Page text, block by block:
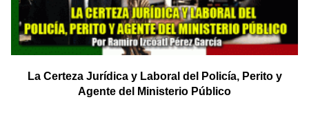
La Certeza Jurídica y Laboral del Policía, Perito y
Agente del Ministerio Público